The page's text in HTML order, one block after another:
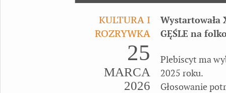
KULTURA I
ROZRYWKA
25
MARCA
2026
GĘŚLE na
Plebiscyt ma
2025 roku.
Głosowanie